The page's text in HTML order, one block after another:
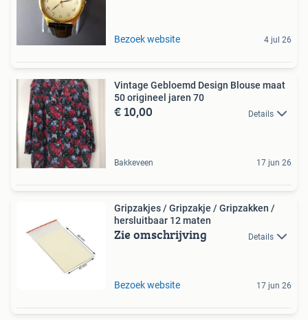
Bezoek website 4 jul 26
Vintage Gebloemd Design Blouse maat
50 origineel jaren 70
€ 10,00 Details
Bakkeveen 17 jun 26
Gripzakjes / Gripzakje / Gripzakken /
hersluitbaar 12 maten
Zie omschrijving Details
Bezoek website 17 jun 26